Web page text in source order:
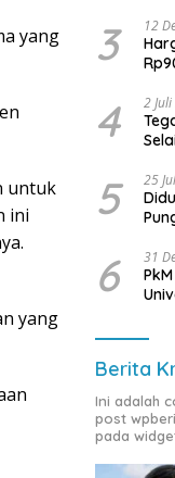
yang
untuk
ini
yang
3 12
4 2
5 25
6 31
Berita
Ini adalah
post
pada